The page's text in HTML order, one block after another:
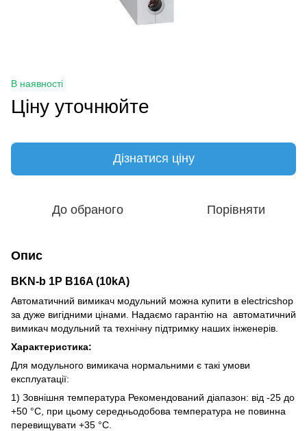
В наявності
Ціну уточнюйте
Дізнатися ціну
До обраного Порівняти
Опис
BKN-b 1P B16A (10kA)
Автоматичний вимикач модульний можна купити в electricshop
за дуже вигідними цінами. Надаємо гарантію на автоматичний
вимикач модульний та технічну підтримку наших інженерів.
Характеристика:
Для модульного вимикача нормальними є такі умови
експлуатації:
1) Зовнішня температура Рекомендований діапазон: від -25 до
+50 °C, при цьому середньодобова температура не повинна
перевищувати +35 °C.